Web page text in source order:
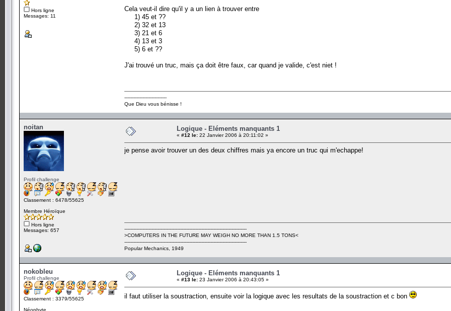
Hors ligne
Messages: 11
Cela veut-il dire qu'il y a un lien à trouver entre
1) 45 et ??
2) 32 et 13
3) 21 et 6
4) 13 et 3
5) 6 et ??
J'ai trouvé un truc, mais ça doit être faux, car quand je valide, c'est niet !
----------------------------
Que Dieu vous bénisse !
noitan
Profil challenge
Classement : 6478/55625
Membre Héroïque
Hors ligne
Messages: 657
Logique - Eléments manquants 1
« #12 le: 22 Janvier 2006 à 20:11:02 »
je pense avoir trouver un des deux chiffres mais ya encore un truc qui m'echappe!
---------------------------------------------------------------------------------
>COMPUTERS IN THE FUTURE MAY WEIGH NO MORE THAN 1.5 TONS<
---------------------------------------------------------------------------------
Popular Mechanics, 1949
nokobleu
Profil challenge
Classement : 3379/55625
Néophyte
Logique - Eléments manquants 1
« #13 le: 23 Janvier 2006 à 20:43:05 »
il faut utiliser la soustraction, ensuite voir la logique avec les resultats de la soustraction et c bon